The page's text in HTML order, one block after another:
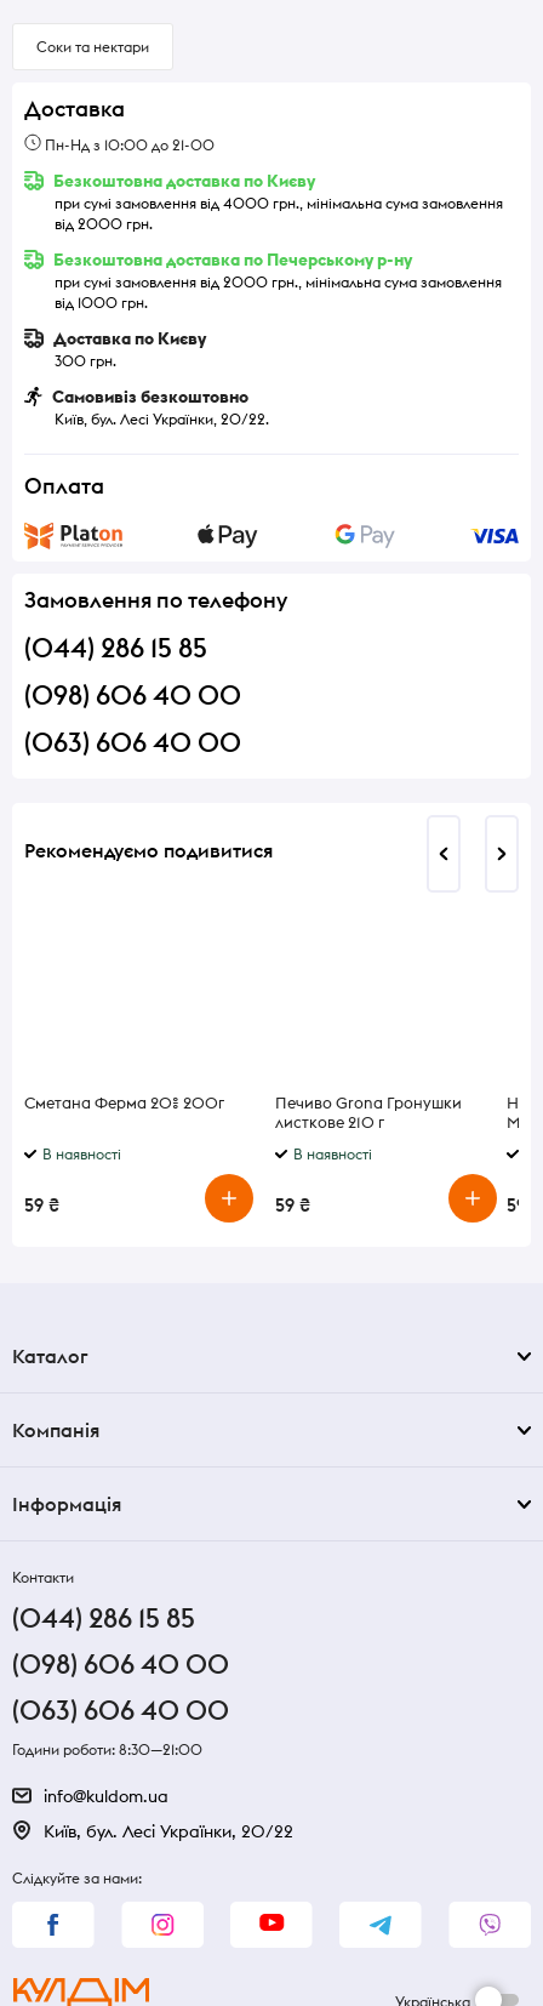
Соки та нектари
Доставка
Пн-Нд з 10:00 до 21-00
Безкоштовна доставка по Києву
при сумі замовлення від 4000 грн., мінімальна сума замовлення
від 2000 грн.
Безкоштовна доставка по Печерському р-ну
при сумі замовлення від 2000 грн., мінімальна сума замовлення
від 1000 грн.
Доставка по Києву
300 грн.
Самовивіз безкоштовно
Київ, бул. Лесі Українки, 20/22.
Оплата
Замовлення по телефону
(044) 286 15 85
(098) 606 40 00
(063) 606 40 00
Рекомендуємо подивитися
Сметана Ферма 20% 200г
В наявності
59 ₴
Печиво Grona Гронушки
листкове 210 г
В наявності
59 ₴ 59 ₴
Каталог
Компанія
Інформація
Контакти
(044) 286 15 85
(098) 606 40 00
(063) 606 40 00
Години роботи: 8:30—21:00
info@kuldom.ua
Київ, бул. Лесі Українки, 20/22
Слідкуйте за нами:
Українська